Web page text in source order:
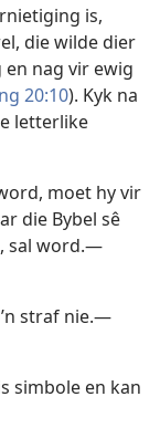
is,
die wilde dier
en nag vir ewig
20:10). Kyk na
letterlike
moet hy vir
die Bybel sê
sal word.—
’n straf nie.—
simbole en kan